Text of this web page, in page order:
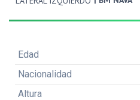
Edad
Nacionalidad
Altura